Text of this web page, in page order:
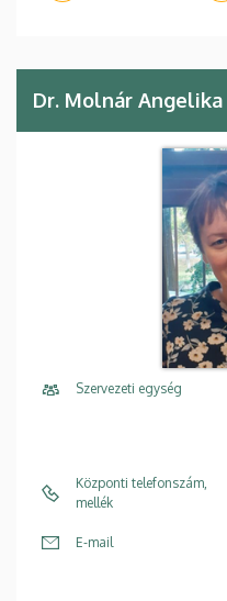
Dr. Molnár Angelika
Szervezeti egység
Központi telefonszám,
mellék
E-mail